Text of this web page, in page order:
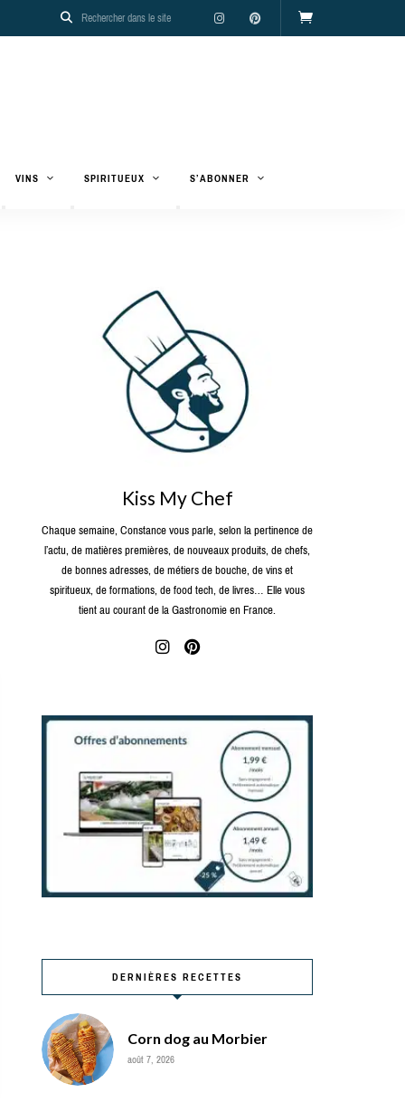
VINS SPIRITUEUX S’ABONNER
Kiss My Chef
Chaque semaine, Constance vous parle, selon la pertinence de
l’actu, de matières premières, de nouveaux produits, de chefs,
de bonnes adresses, de métiers de bouche, de vins et
spiritueux, de formations, de food tech, de livres… Elle vous
tient au courant de la Gastronomie en France.
DERNIÈRES RECETTES
Corn dog au Morbier
août 7, 2026